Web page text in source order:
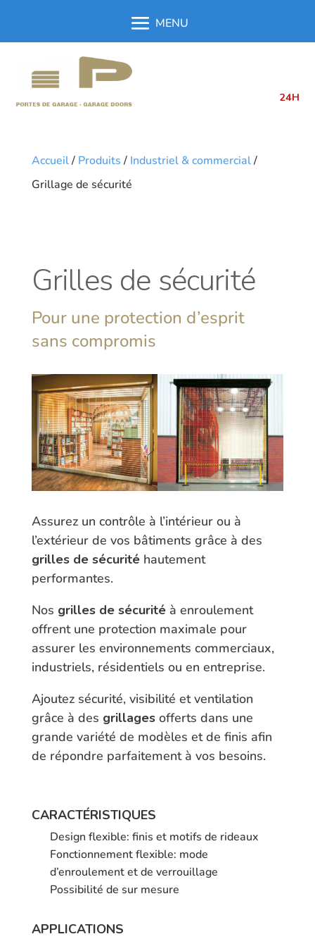
24H
Accueil/ Produits / Industriel & commercial/
Grillage de sécurité
Grilles de sécurité
Pour une protection d’esprit
sans compromis
Assurez un contrôle à l’intérieur ou à
l’extérieur de vos bâtiments grâce à des
grilles de sécuritéhautement
performantes.
Nos grilles de sécuritéà enroulement
offrent une protection maximale pour
assurer les environnements commerciaux,
industriels, résidentiels ou en entreprise.
Ajoutez sécurité, visibilité et ventilation
grâce à des grillagesofferts dans une
grande variété de modèles et de finis afin
de répondre parfaitement à vos besoins.
CARACTÉRISTIQUES
Design flexible: finis et motifs de rideaux
Fonctionnement flexible: mode
d’enroulement et de verrouillage
Possibilité de sur mesure
APPLICATIONS